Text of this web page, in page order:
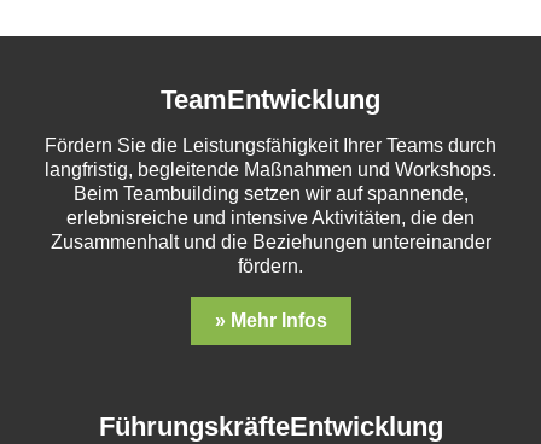
TeamEntwicklung
Fördern Sie die Leistungsfähigkeit Ihrer Teams durch
langfristig, begleitende Maßnahmen und Workshops.
Beim Teambuilding setzen wir auf spannende,
erlebnisreiche und intensive Aktivitäten, die den
Zusammenhalt und die Beziehungen untereinander
fördern.
» Mehr Infos
FührungskräfteEntwicklung